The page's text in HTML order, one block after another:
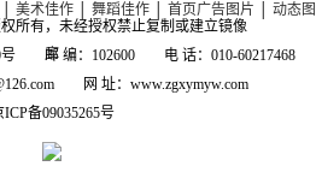
美术佳作 舞蹈佳作 首页广告图片 动态图
库
所有，未经授权禁止复制或建立镜像
号 邮 编：102600 电 话：010-60217468
网 址：www.zgxymyw.com
ICP备09035265号